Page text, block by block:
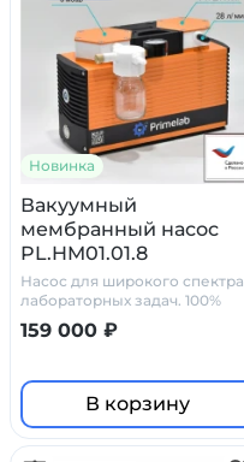
Новинка
Вакуумный
мембранный насос
PL.HM01.01.8
Насос для широкого спектра
лабораторных задач. 100%
химостойкость
159 000 ₽
В корзину